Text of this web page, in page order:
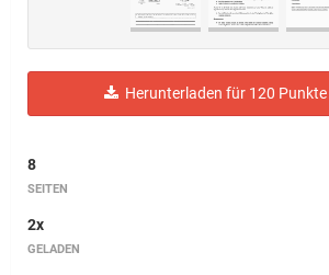
Herunterladen für 120 Punkte
8
SEITEN
2x
GELADEN